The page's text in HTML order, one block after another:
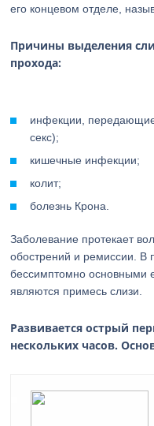
его концевом отделе,
Причины выделения
прохода:
инфекции,
секс);
кишечные инфекции;
колит;
болезнь Крона.
Заболевание протекает
обострений и ремиссии. В
бессимптомно основными
являются примесь слизи.
Развивается острый
нескольких часов.